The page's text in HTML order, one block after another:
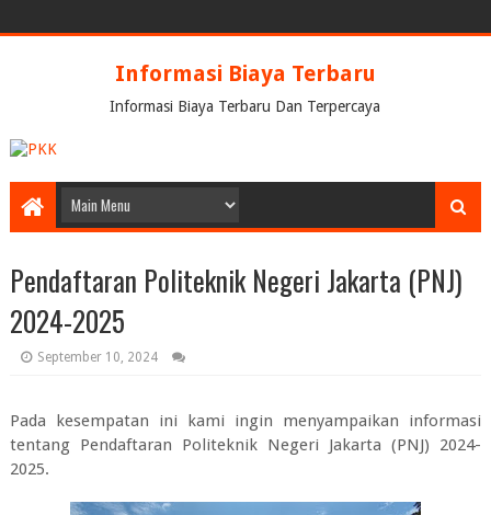
Informasi Biaya Terbaru
Informasi Biaya Terbaru Dan Terpercaya
Pendaftaran Politeknik Negeri Jakarta (PNJ)
2024-2025
September 10, 2024
Pada kesempatan ini kami ingin menyampaikan informasi
tentang Pendaftaran Politeknik Negeri Jakarta (PNJ) 2024-
2025.